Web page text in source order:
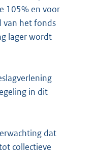
105% en voor
van het fonds
lager wordt
in dit
dat
collectieve